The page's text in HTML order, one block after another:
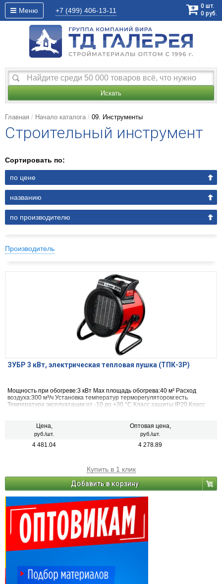
Меню +7 (499) 406-13-11
0 шт.
0 руб.
Искать
Главная Начало каталога 09. Инструменты
Строительный инструмент
Сортировать по:
по цене
названию
по производителю
Производитель
ЗУБР 3 кВт, электрическая тепловая пушка (ТПК-3Р)
Мощность при обогреве:3 кВт Max площадь обогрева:40 м² Расход
воздуха:300 м³/ч Установка температур терморегулятором:есть
Температура эксплуатации:от -10 до +30 °С Класс защиты:IP20 Класс
Цена,
руб./шт.
Оптовая цена,
руб./шт.
4 481.04 4 278.89
Купить в 1 клик
Добавить в корзину